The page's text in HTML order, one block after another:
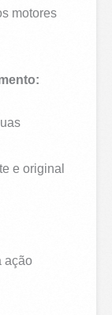
motores
e original
ação